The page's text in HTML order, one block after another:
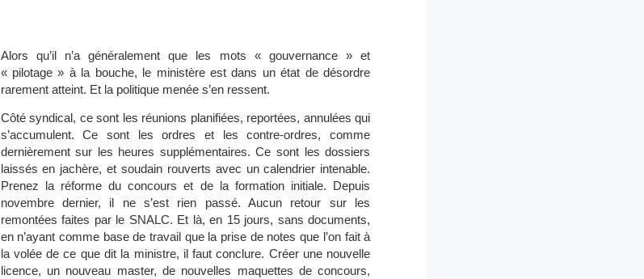
Alors qu’il n’a généralement que les mots « gouvernance » et
« pilotage » à la bouche, le ministère est dans un état de désordre
rarement atteint. Et la politique menée s’en ressent.
Côté syndical, ce sont les réunions planifiées, reportées, annulées qui
s’accumulent. Ce sont les ordres et les contre-ordres, comme
dernièrement sur les heures supplémentaires. Ce sont les dossiers
laissés en jachère, et soudain rouverts avec un calendrier intenable.
Prenez la réforme du concours et de la formation initiale. Depuis
novembre dernier, il ne s’est rien passé. Aucun retour sur les
remontées faites par le SNALC. Et là, en 15 jours, sans documents,
en n’ayant comme base de travail que la prise de notes que l’on fait à
la volée de ce que dit la ministre, il faut conclure. Créer une nouvelle
licence, un nouveau master, de nouvelles maquettes de concours,